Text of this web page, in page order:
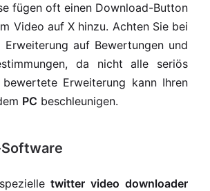
fügen oft einen Download-Button
Video auf X hinzu. Achten Sie bei
Erweiterung auf Bewertungen und
da nicht alle seriös
Erweiterung kann Ihren
PC beschleunigen.
twitter video downloader